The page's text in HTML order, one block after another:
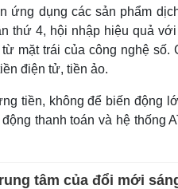
ứng dụng các sản phẩm
thứ 4, hội nhập hiệu quả
mặt trái của công nghệ số.
điện tử, tiền ảo.
tiền, không để biến động
thanh toán và hệ thống
tâm của đổi mới